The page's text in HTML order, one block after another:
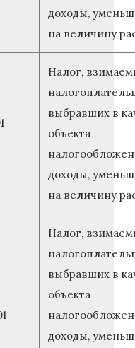
доходы,
на величину
Налог,
выбравших в
объекта
доходы,
на величину
Налог,
выбравших в
объекта
доходы,